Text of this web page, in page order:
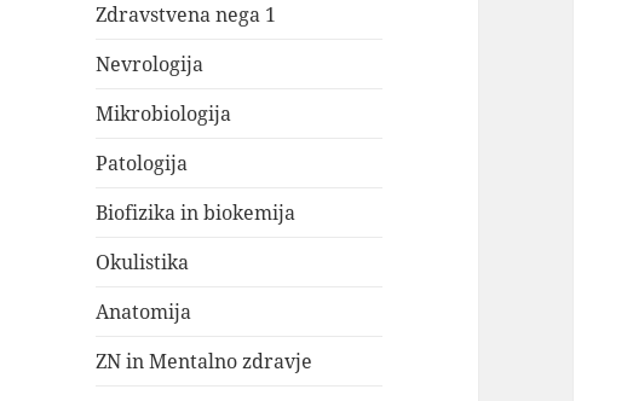
Zdravstvena nega 1
Nevrologija
Mikrobiologija
Patologija
Biofizika in biokemija
Okulistika
Anatomija
ZN in Mentalno zdravje